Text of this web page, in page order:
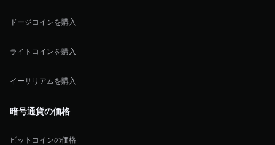
ドージコインを購入
ライトコインを購入
イーサリアムを購入
暗号通貨の価格
ビットコインの価格